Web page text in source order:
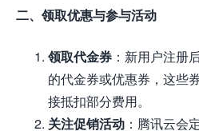
二、领取优惠与参与活动
领取代金券 ：新用户注册
的代金券或优惠券，这些
接抵扣部分费用。
关注促销活动 ：腾讯云会